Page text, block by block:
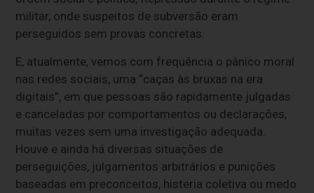
militar, onde suspeitos de subversão eram
perseguidos sem provas concretas.
E, atualmente, vemos com frequência o pânico moral
nas redes sociais, uma “caças às bruxas na era
digitais”, em que pessoas são rapidamente julgadas
e canceladas por comportamentos ou declarações,
muitas vezes sem uma investigação adequada.
Houve e ainda há diversas situações de
perseguições, julgamentos arbitrários e punições
baseadas em preconceitos, histeria coletiva ou medo